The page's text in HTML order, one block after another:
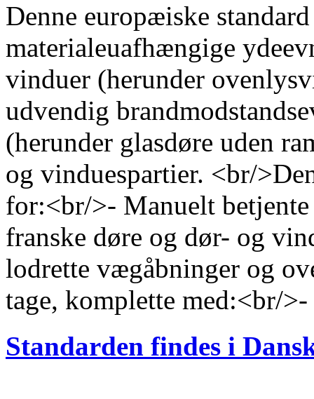
Denne europæiske
materialeuafhængige
vinduer (herunder
udvendig
(herunder glasdøre uden
og vinduespartier. <br/
for:<br/>- Manuelt
franske døre og dør- og
lodrette vægåbninger og
tage, komplette med:<br/
Standarden findes i